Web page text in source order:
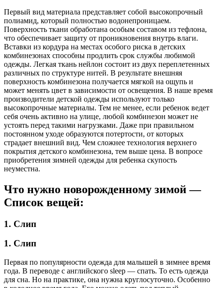
Первый вид материала представляет собой высокопрочный
полиамид, который полностью водонепроницаем.
Поверхность ткани обработана особым составом из тефлона,
что обеспечивает защиту от проникновения внутрь влаги.
Вставки из кордура на местах особого риска в детских
комбинезонах способны продлить срок службы любимой
одежды. Легкая ткань нейлон состоит из двух переплетенных
различных по структуре нитей. В результате внешняя
поверхность комбинезона получается мягкой на ощупь и
может менять цвет в зависимости от освещения. В наше время
производители детской одежды используют только
высокопрочные материалы. Тем не менее, если ребенок ведет
себя очень активно на улице, любой комбинезон может не
устоять перед такими нагрузками. Даже при правильном
постоянном уходе образуются потертости, от которых
страдает внешний вид. Чем сложнее технология верхнего
покрытия детского комбинезона, тем выше цена. В вопросе
приобретения зимней одежды для ребенка скупость
неуместна.
Что нужно новорожденному зимой —
Список вещей:
1. Слип
1. Слип
Первая по популярности одежда для малышей в зимнее время
года. В переводе с английского sleep — спать. То есть одежда
для сна. Но на практике, она нужна круглосуточно. Особенно